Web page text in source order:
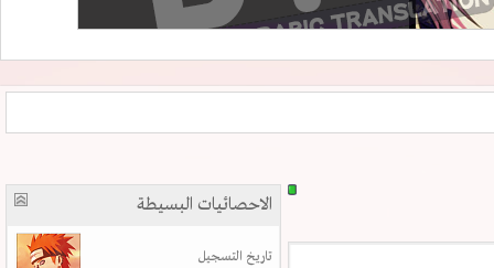
الاحصائيات البسيطة
تاريخ التسجيل